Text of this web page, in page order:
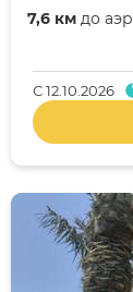
7,6 км до
С12.10.2026